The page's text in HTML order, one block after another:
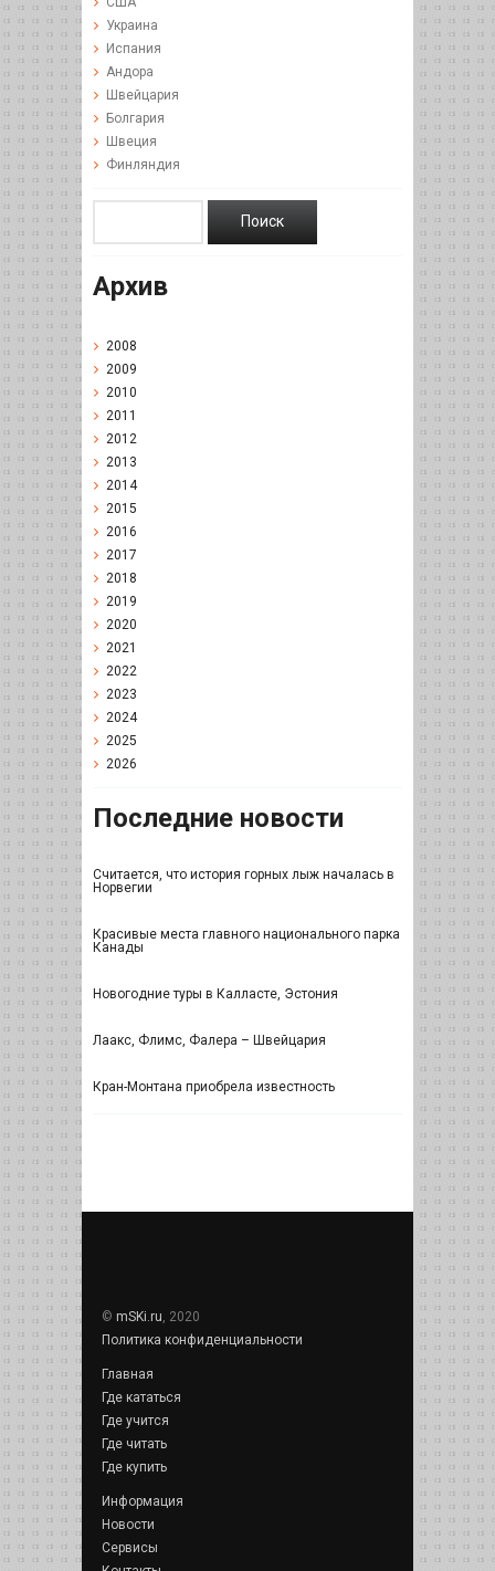
Украина
Испания
Андора
Швейцария
Болгария
Швеция
Финляндия
Архив
2008
2009
2010
2011
2012
2013
2014
2015
2016
2017
2018
2019
2020
2021
2022
2023
2024
2025
2026
Последние новости
Считается, что история горных лыж началась в
Норвегии
Красивые места главного национального парка
Канады
Новогодние туры в Калласте, Эстония
Лаакс, Флимс, Фалера – Швейцария
Кран-Монтана приобрела известность
© mSKi.ru, 2020
Политика конфиденциальности
Главная
Где кататься
Где учится
Где читать
Где купить
Информация
Новости
Сервисы